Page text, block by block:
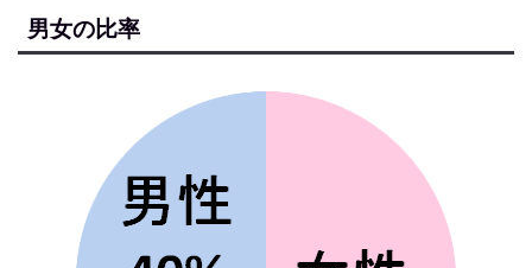
男女の比率